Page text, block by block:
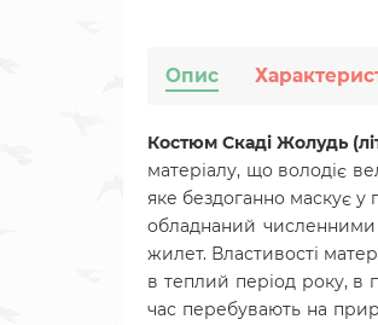
Опис
Костюм Скаді Жолудь
матеріалу, що володіє
яке бездоганно маскує
обладнаний
жилет. Властивості
в теплий період року, в
час перебувають на